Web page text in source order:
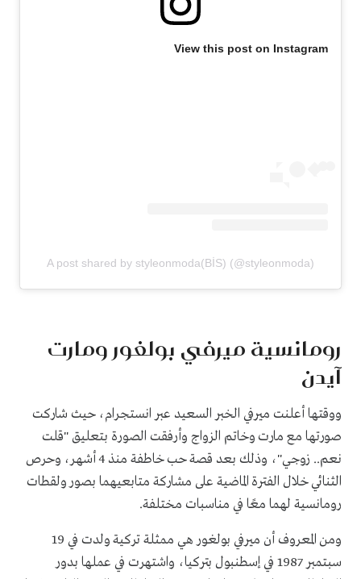
View this post on Instagram
A post shared by styleonmoda(BİS) (@styleonmoda)
رومانسية ميرفي بولغور ومارت
آيدن
ووقتها أعلنت ميرفي الخبر السعيد عبر انستجرام، حيث شاركت
صورتها مع مارت وخاتم الزواج وأرفقت الصورة بتعليق "قلت
نعم.. زوجي"، وذلك بعد قصة حب خاطفة منذ 4 أشهر، وحرص
الثنائي خلال الفترة الماضية على مشاركة متابعيهما بصور ولقطات
رومانسية لهما معًا في مناسبات مختلفة.
ومن المعروف أن ميرفي بولغور هي ممثلة تركية ولدت في 19
سبتمبر 1987 في إسطنبول بتركيا، واشتهرت في عملها بدور